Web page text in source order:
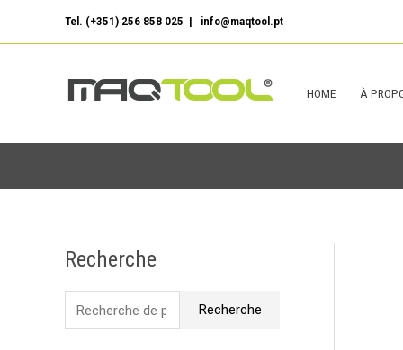
Tel. (+351) 256 858 025 | info@maqtool.pt
HOME À
Recherche
R
Recherche